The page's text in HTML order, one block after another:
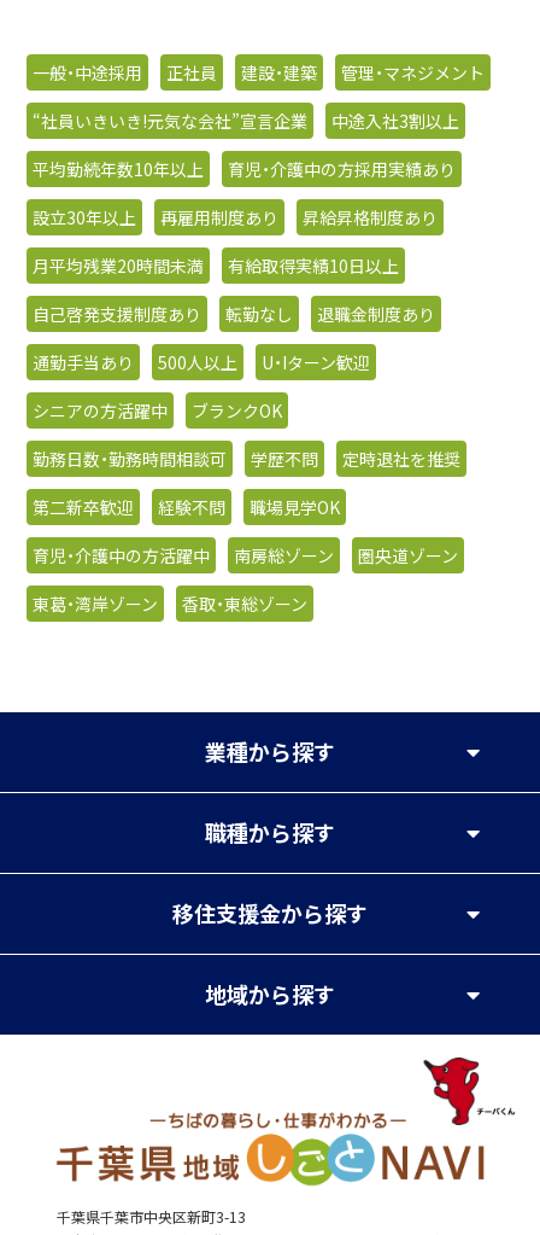
一般・中途採用 正社員 建設・建築
管理・マネジメント
“社員いきいき!元気な会社”宣言企業
中途入社3割以上
平均勤続年数10年以上
育児・介護中の方採用実績あり
設立30年以上
再雇用制度あり
昇給昇格制度あり
月平均残業20時間未満
有給取得実績10日以上
自己啓発支援制度あり
転勤なし
退職金制度あり
通勤手当あり
500人以上
U・Iターン歓迎
シニアの方活躍中
ブランクOK
勤務日数・勤務時間相談可
学歴不問
定時退社を推奨
第二新卒歓迎
経験不問
職場見学OK
育児・介護中の方活躍中
南房総ゾーン
圏央道ゾーン
東葛・湾岸ゾーン
香取・東総ゾーン
業種から探す
職種から探す
移住支援金から探す
地域から探す
千葉県千葉市中央区新町3-13